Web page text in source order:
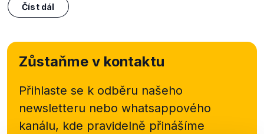
Číst dál
Zůstaňme v kontaktu
Přihlaste se k odběru našeho
newsletteru nebo whatsappového
kanálu, kde pravidelně přinášíme